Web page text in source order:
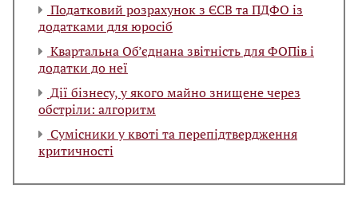
Податковий розрахунок з ЄСВ та ПДФО із
додатками для юросіб
Квартальна Об’єднана звітність для ФОПів і
додатки до неї
Дії бізнесу, у якого майно знищене через
обстріли: алгоритм
Сумісники у квоті та перепідтвердження
критичності